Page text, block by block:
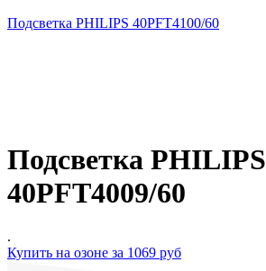
Подсветка PHILIPS 40PFT4100/60
Подсветка PHILIPS
40PFT4009/60
.
Купить на озоне за 1069 руб